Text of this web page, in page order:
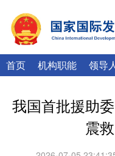
首页 机构职能 领导
我国首批援助
震